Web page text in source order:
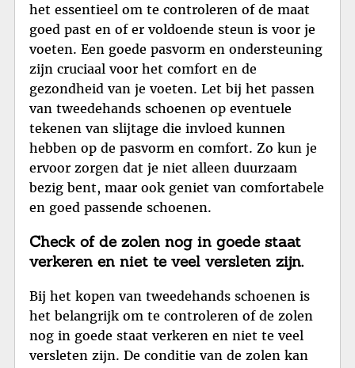
het essentieel om te controleren of de maat
goed past en of er voldoende steun is voor je
voeten. Een goede pasvorm en ondersteuning
zijn cruciaal voor het comfort en de
gezondheid van je voeten. Let bij het passen
van tweedehands schoenen op eventuele
tekenen van slijtage die invloed kunnen
hebben op de pasvorm en comfort. Zo kun je
ervoor zorgen dat je niet alleen duurzaam
bezig bent, maar ook geniet van comfortabele
en goed passende schoenen.
Check of de zolen nog in goede staat
verkeren en niet te veel versleten zijn.
Bij het kopen van tweedehands schoenen is
het belangrijk om te controleren of de zolen
nog in goede staat verkeren en niet te veel
versleten zijn. De conditie van de zolen kan